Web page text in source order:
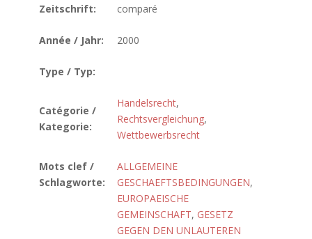
Zeitschrift:
comparé
Année / Jahr: 2000
Type / Typ:
Catégorie /
Kategorie:
Handelsrecht,
Rechtsvergleichung,
Wettbewerbsrecht
Mots clef /
Schlagworte:
ALLGEMEINE
GESCHAEFTSBEDINGUNGEN,
EUROPAEISCHE
GEMEINSCHAFT, GESETZ
GEGEN DEN UNLAUTEREN